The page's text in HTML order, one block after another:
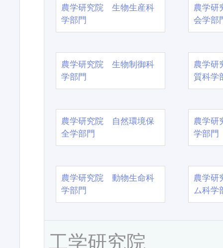
農学研究院 生物生産科
学部門
農学
会学部
農学研究院 生物制御科
学部門
農学
質科学
農学研究院 自然環境保
全学部門
農学
学部門
農学研究院 動物生命科
学部門
農学
ム科学
工学研究院